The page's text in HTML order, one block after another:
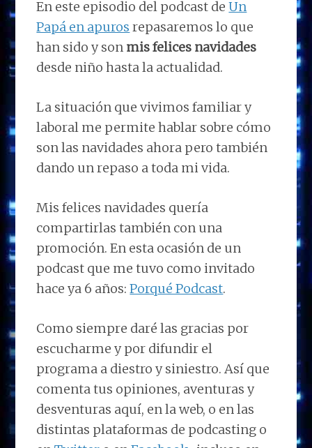
En este episodio del podcast deUn
Papá en apuros repasaremos lo que
han sido y son mis felices navidades
desde niño hasta la actualidad.
La situación que vivimos familiar y
laboral me permite hablar sobre cómo
son las navidades ahora pero también
dando un repaso a toda mi vida.
Mis felices navidades quería
compartirlas también con una
promoción. En esta ocasión de un
podcast que me tuvo como invitado
hace ya 6 años:Porqué Podcast.
Como siempre daré las gracias por
escucharme y por difundir el
programa a diestro y siniestro. Así que
comenta tus opiniones, aventuras y
desventuras aquí, en la web, o en las
distintas plataformas de podcasting o